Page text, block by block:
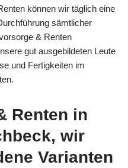
können wir täglich eine
sämtlicher
& Renten
gut ausgebildeten Leute
und Fertigkeiten im
Renten in
wir
Varianten